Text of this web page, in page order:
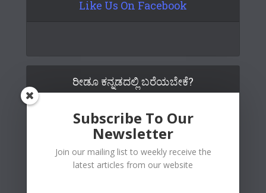
Like Us On Facebook
ರೀಡೂ ಕನ್ನಡದಲ್ಲಿ ಬರೆಯಬೇಕೆ?
Subscribe To Our
Newsletter
Join our mailing list to weekly receive the
latest articles from our website